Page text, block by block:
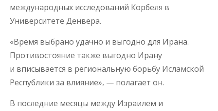
международных исследований Корбеля в
Университете Денвера.
«Время выбрано удачно и выгодно для Ирана.
Противостояние также выгодно Ирану
и вписывается в региональную борьбу Исламской
Республики за влияние», — полагает он.
В последние месяцы между Израилем и